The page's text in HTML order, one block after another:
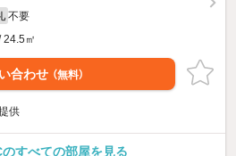
不要
24.5㎡
合わせ （無料）
供
すべての部屋を見る